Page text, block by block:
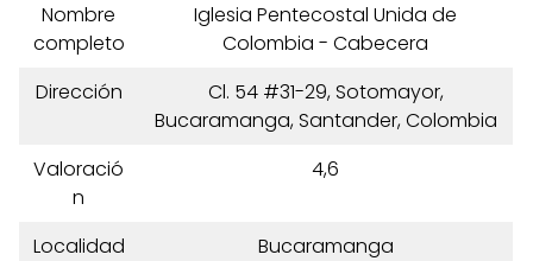
Nombre
completo
Iglesia Pentecostal Unida de
Colombia - Cabecera
Dirección
Cl. 54 #31-29, Sotomayor,
Bucaramanga, Santander, Colombia
Valoració
n
4,6
Localidad
Bucaramanga